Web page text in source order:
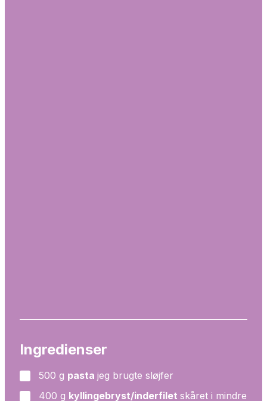
Ingredienser
▢
500 g pasta jeg brugte sløjfer
▢
400 g kyllingebryst/inderfilet skåret i mindre